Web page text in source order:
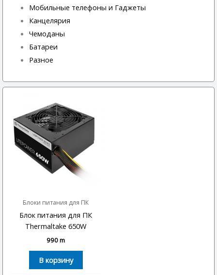
Мобильные телефоны и Гаджеты
Канцелярия
Чемоданы
Батареи
Разное
Блоки питания для ПК
Блок питания для ПК
Thermaltake 650W
990m
В корзину